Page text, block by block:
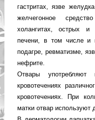
гастритах, язве
желчегонное
холангитах, острых и
печени, в том числе и
подагре, ревматизме,
нефрите.
Отвары употребляют
кровотечениях
кровотечениях. При
матки отвар используют